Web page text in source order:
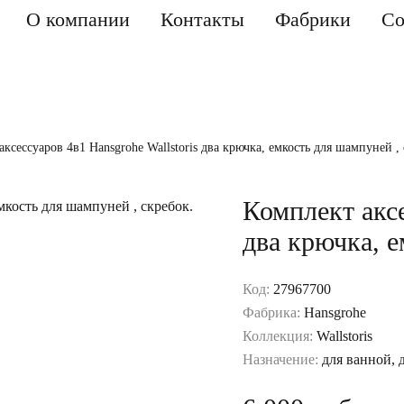
О компании Контакты Фабрики
4в1 Hansgrohe Wallstoris два крючка, емкость для шампуней ,
Комплект
два крючка,
Код: 27967700
Фабрика: Hansgrohe
Коллекция: Wallstoris
Назначение: для ванной,